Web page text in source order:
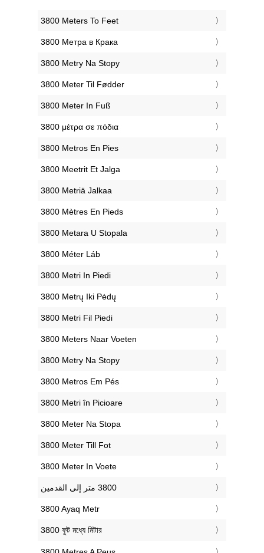
‎3800 Meters To Feet
‎3800 Метра в Крака
‎3800 Metry Na Stopy
‎3800 Meter Til Fødder
‎3800 Meter In Fuß
‎3800 μέτρα σε πόδια
‎3800 Metros En Pies
‎3800 Meetrit Et Jalga
‎3800 Metriä Jalkaa
‎3800 Mètres En Pieds
‎3800 Metara U Stopala
‎3800 Méter Láb
‎3800 Metri In Piedi
‎3800 Metrų Iki Pėdų
‎3800 Metri Fil Piedi
‎3800 Meters Naar Voeten
‎3800 Metry Na Stopy
‎3800 Metros Em Pés
‎3800 Metri în Picioare
‎3800 Meter Na Stopa
‎3800 Meter Till Fot
‎3800 Meter In Voete
‎3800 Ayaq Metr
‎3800 ফুট মধ্যে মিটার